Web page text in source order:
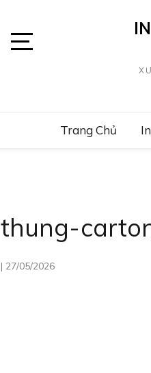
Trang Chủ
thung-
| 27/05/2026